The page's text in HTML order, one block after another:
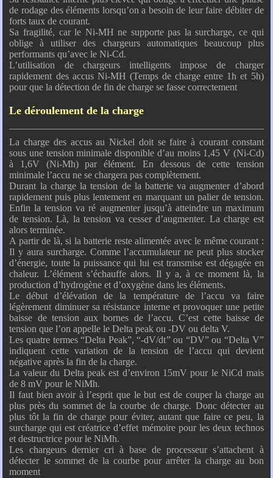
de rodage des éléments lorsqu’on a besoin de leur faire débiter de
forts taux de courant.
Sa fragilité, car le Ni-MH ne supporte pas la surcharge, ce qui
oblige à utiliser des chargeurs automatiques beaucoup plus
performants qu’avec le Ni-Cd.
L’utilisation de chargeurs intelligents impose de charger
rapidement des accus Ni-MH (Temps de charge entre 1h et 5h)
pour que la détection de fin de charge se fasse correctement
Le déroulement de la charge
La charge des accus au Nickel doit se faire à courant constant
sous une tension minimale disponible d’au moins 1,45 V (Ni-Cd)
à 1,6V (Ni-Mh) par élément. En dessous de cette tension
minimale l’accu ne se chargera pas complètement.
Durant la charge la tension de la batterie va augmenter d’abord
rapidement puis plus lentement en marquant un palier de tension.
Enfin la tension va ré augmenter jusqu’à atteindre un maximum
de tension. Là, la tension va cesser d’augmenter. La charge est
alors terminée.
A partir de là, si la batterie reste alimentée avec le même courant :
Il y aura surcharge. Comme l’accumulateur ne peut plus stocker
d’énergie, toute la puissance qui lui est transmise est dégagée en
chaleur. L’élément s’échauffe alors. Il y a, à ce moment là, la
production d’hydrogène et d’oxygène dans les éléments.
Le début d’élévation de la température de l’accu va faire
légèrement diminuer sa résistance interne et provoquer une petite
baisse de tension aux bornes de l’accu. C’est cette baisse de
tension que l’on appelle le Delta peak ou -DV ou delta V.
Les quatre termes “Delta Peak”, “-dV/dt” ou “DV” ou “Delta V”
indiquent cette variation de la tension de l’accu qui devient
négative après la fin de la charge.
La valeur du Delta peak est d’environ 15mV pour le NiCd mais
de 8 mV pour le NiMh.
Il faut bien avoir à l’esprit que le but est de couper la charge au
plus près du sommet de la courbe de charge. Donc détecter au
plus tôt la fin de charge pour éviter, autant que faire ce peu, la
surcharge qui est créatrice d’effet mémoire pour les deux technos
et destructrice pour le NiMh.
Les chargeurs dernier cri à base de processeur s’attachent à
détecter le sommet de la courbe pour arrêter la charge au bon
moment